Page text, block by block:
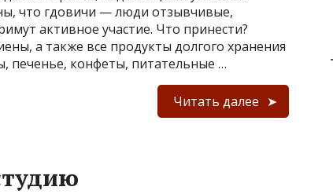
что гдовичи — люди отзывчивые,
активное участие. Что принести?
а также все продукты долгого хранения
печенье, конфеты, питательные …
Читать далее